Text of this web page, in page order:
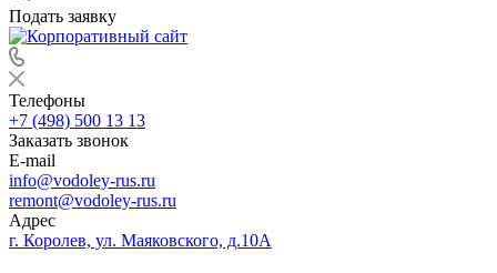
Подать заявку
Телефоны
+7 (498) 500 13 13
Заказать звонок
E-mail
info@vodoley-rus.ru
remont@vodoley-rus.ru
Адрес
г. Королев, ул. Маяковского, д.10А